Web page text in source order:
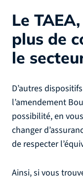
Le
plus de
le
D’autres
l’amendement
possibilité, en
changer
de respecter
Ainsi, si vous